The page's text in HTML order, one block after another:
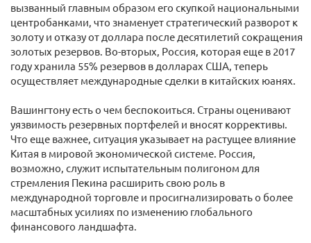
вызванный главным образом его скупкой национальными
центробанками, что знаменует стратегический разворот к
золоту и отказу от доллара после десятилетий сокращения
золотых резервов. Во-вторых, Россия, которая еще в 2017
году хранила 55% резервов в долларах США, теперь
осуществляет международные сделки в китайских юанях.
Вашингтону есть о чем беспокоиться. Страны оценивают
уязвимость резервных портфелей и вносят коррективы.
Что еще важнее, ситуация указывает на растущее влияние
Китая в мировой экономической системе. Россия,
возможно, служит испытательным полигоном для
стремления Пекина расширить свою роль в
международной торговле и просигнализировать о более
масштабных усилиях по изменению глобального
финансового ландшафта.